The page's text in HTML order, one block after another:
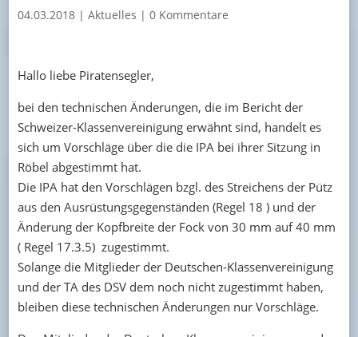
04.03.2018| Aktuelles | 0 Kommentare
Hallo liebe Piratensegler,
bei den technischen Änderungen, die im Bericht der
Schweizer-Klassenvereinigung erwähnt sind, handelt es
sich um Vorschläge über die die IPA bei ihrer Sitzung in
Röbel abgestimmt hat.
Die IPA hat den Vorschlägen bzgl. des Streichens der Pütz
aus den Ausrüstungsgegenständen (Regel 18 ) und der
Änderung der Kopfbreite der Fock von 30 mm auf 40 mm
( Regel 17.3.5) zugestimmt.
Solange die Mitglieder der Deutschen-Klassenvereinigung
und der TA des DSV dem noch nicht zugestimmt haben,
bleiben diese technischen Änderungen nur Vorschläge.